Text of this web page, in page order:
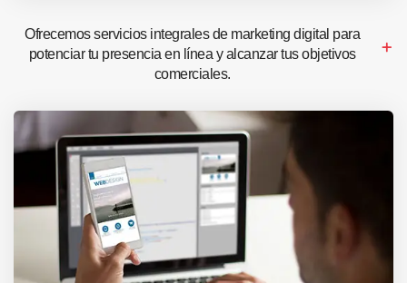
Ofrecemos servicios integrales de marketing digital para
potenciar tu presencia en línea y alcanzar tus objetivos
comerciales.